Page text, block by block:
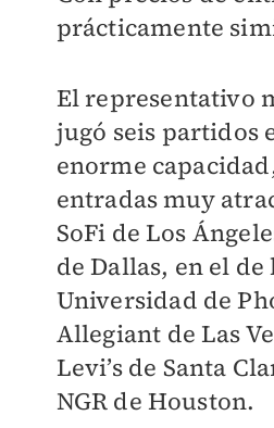
prácticamente
El representativo
jugó seis partidos
enorme
entradas muy
SoFi de Los
de Dallas, en el de
Universidad de
Allegiant de Las
Levi’s de Santa
NGR de Houston.